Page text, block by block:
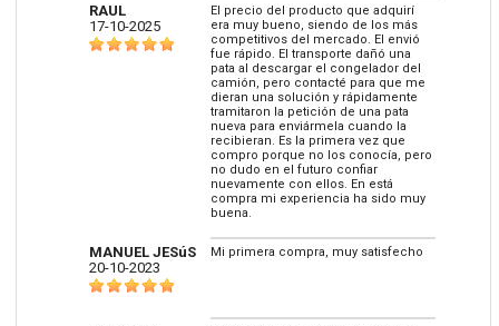
RAUL
17-10-2025
El precio del producto que adquirí
era muy bueno, siendo de los más
competitivos del mercado. El envió
fue rápido. El transporte dañó una
pata al descargar el congelador del
camión, pero contacté para que me
dieran una solución y rápidamente
tramitaron la petición de una pata
nueva para enviármela cuando la
recibieran. Es la primera vez que
compro porque no los conocía, pero
no dudo en el futuro confiar
nuevamente con ellos. En está
compra mi experiencia ha sido muy
buena.
MANUEL JESúS
20-10-2023
Mi primera compra, muy satisfecho